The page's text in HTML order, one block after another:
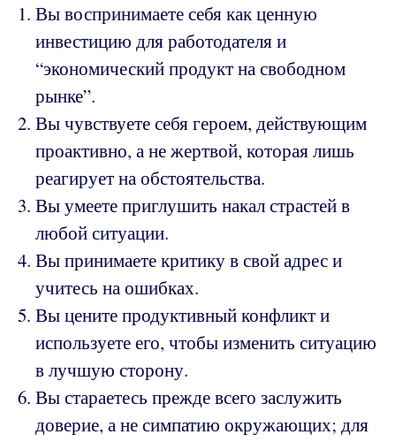
Вы воспринимаете себя как ценную
инвестицию для работодателя и
“экономический продукт на свободном
рынке”.
Вы чувствуете себя героем, действующим
проактивно, а не жертвой, которая лишь
реагирует на обстоятельства.
Вы умеете приглушить накал страстей в
любой ситуации.
Вы принимаете критику в свой адрес и
учитесь на ошибках.
Вы цените продуктивный конфликт и
используете его, чтобы изменить ситуацию
в лучшую сторону.
Вы стараетесь прежде всего заслужить
доверие, а не симпатию окружающих; для